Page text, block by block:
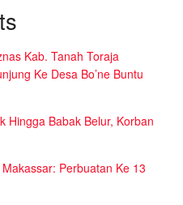
Kab. Tanah Toraja
Ke Desa Bo’ne Buntu
Hingga Babak Belur, Korban
Makassar: Perbuatan Ke 13